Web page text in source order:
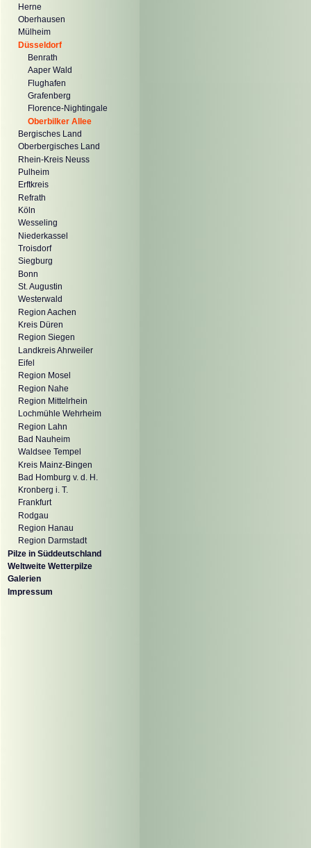
Herne
Oberhausen
Mülheim
Düsseldorf
Benrath
Aaper Wald
Flughafen
Grafenberg
Florence-Nightingale
Oberbilker Allee
Bergisches Land
Oberbergisches Land
Rhein-Kreis Neuss
Pulheim
Erftkreis
Refrath
Köln
Wesseling
Niederkassel
Troisdorf
Siegburg
Bonn
St. Augustin
Westerwald
Region Aachen
Kreis Düren
Region Siegen
Landkreis Ahrweiler
Eifel
Region Mosel
Region Nahe
Region Mittelrhein
Lochmühle Wehrheim
Region Lahn
Bad Nauheim
Waldsee Tempel
Kreis Mainz-Bingen
Bad Homburg v. d. H.
Kronberg i. T.
Frankfurt
Rodgau
Region Hanau
Region Darmstadt
Pilze in Süddeutschland
Weltweite Wetterpilze
Galerien
Impressum